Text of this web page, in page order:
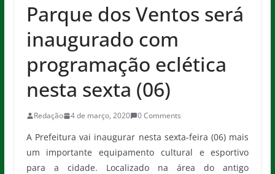
Parque dos Ventos será
inaugurado com
programação eclética
nesta sexta (06)
Redação 4 de março, 2020 0 Comments
A Prefeitura vai inaugurar nesta sexta-feira (06) mais
um importante equipamento cultural e esportivo
para a cidade. Localizado na área do antigo